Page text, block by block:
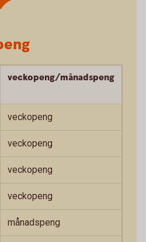
veckopeng/månadspeng
veckopeng
veckopeng
veckopeng
veckopeng
månadspeng